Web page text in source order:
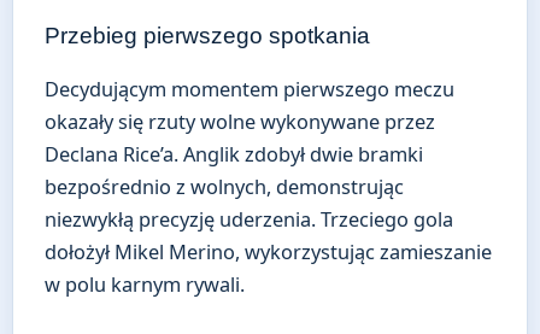
Przebieg pierwszego spotkania
Decydującym momentem pierwszego meczu
okazały się rzuty wolne wykonywane przez
Declana Rice’a. Anglik zdobył dwie bramki
bezpośrednio z wolnych, demonstrując
niezwykłą precyzję uderzenia. Trzeciego gola
dołożył Mikel Merino, wykorzystując zamieszanie
w polu karnym rywali.